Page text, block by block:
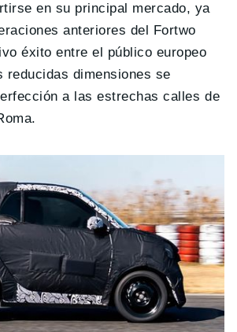
en su principal mercado, ya
anteriores del Fortwo
éxito entre el público europeo
reducidas dimensiones se
a las estrechas calles de